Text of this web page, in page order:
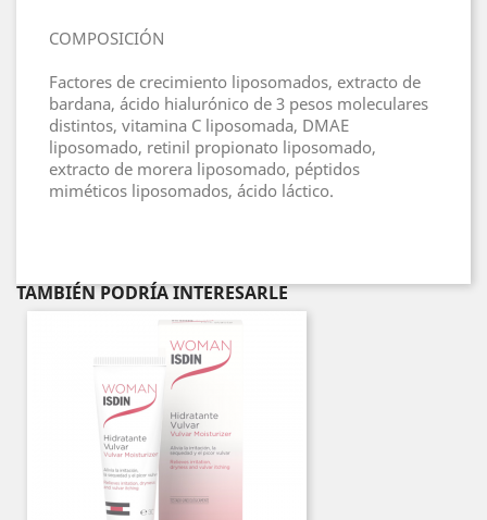
COMPOSICIÓN
Factores de crecimiento liposomados, extracto de
bardana, ácido hialurónico de 3 pesos moleculares
distintos, vitamina C liposomada, DMAE
liposomado, retinil propionato liposomado,
extracto de morera liposomado, péptidos
miméticos liposomados, ácido láctico.
TAMBIÉN PODRÍA INTERESARLE